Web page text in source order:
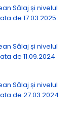
Sălaj și nivelul
de 17.03.2025
Sălaj și nivelul
de 11.09.2024
Sălaj și nivelul
de 27.03.2024